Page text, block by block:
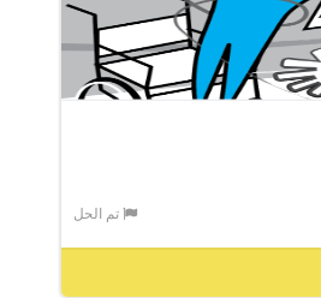
تم الحل